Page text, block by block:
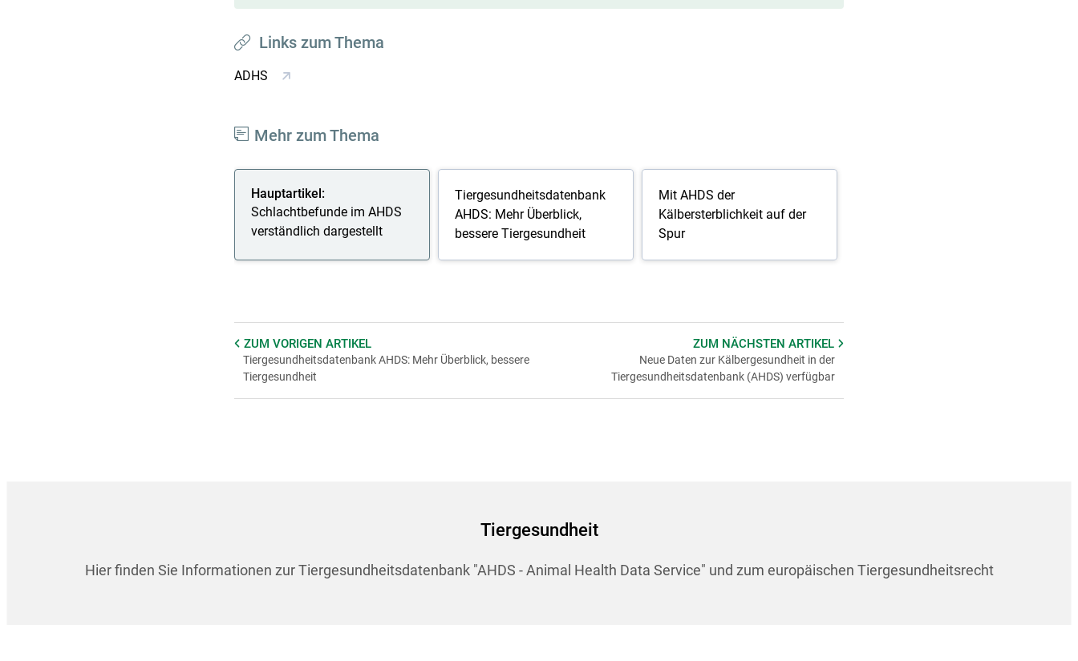
Links zum Thema
ADHS
Mehr zum Thema
Hauptartikel:
Schlachtbefunde im AHDS
verständlich dargestellt
Tiergesundheitsdatenbank
AHDS: Mehr Überblick,
bessere Tiergesundheit
Mit AHDS der
Kälbersterblichkeit auf der
Spur
ZUM VORIGENARTIKEL
Tiergesundheitsdatenbank AHDS: Mehr Überblick, bessere
Tiergesundheit
ZUM NÄCHSTEN ARTIKEL
Neue Daten zur Kälbergesundheit in der
Tiergesundheitsdatenbank (AHDS) verfügbar
Tiergesundheit
Hier finden Sie Informationen zur Tiergesundheitsdatenbank "AHDS - Animal Health Data Service" und zum europäischen Tiergesundheitsrecht